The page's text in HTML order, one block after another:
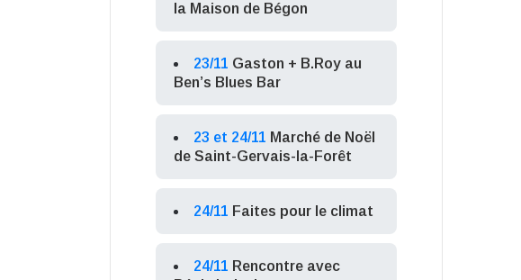
la Maison de Bégon
23/11 Gaston + B.Roy au
Ben’s Blues Bar
23 et 24/11 Marché de Noël
de Saint-Gervais-la-Forêt
24/11 Faites pour le climat
24/11 Rencontre avec